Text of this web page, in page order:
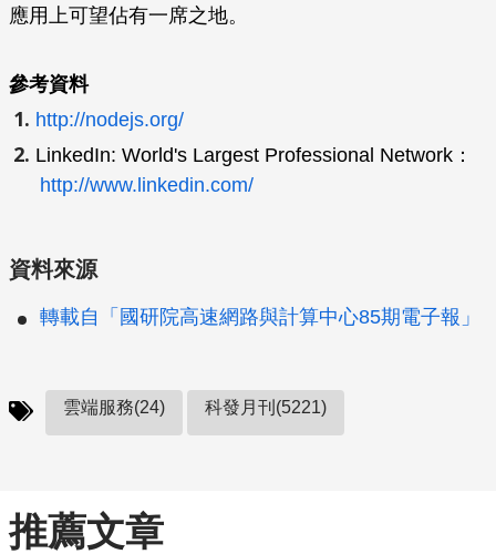
應用上可望佔有一席之地。
參考資料
http://nodejs.org/
LinkedIn: World's Largest Professional Network：
http://www.linkedin.com/
資料來源
轉載自「國研院高速網路與計算中心85期電子報」
雲端服務(24) 科發月刊(5221)
推薦文章